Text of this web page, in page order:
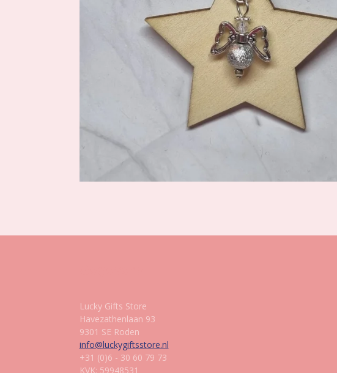
Lucky Gifts Store
Havezathenlaan 93
9301 SE Roden
info@luckygiftsstore.nl
+31 (0)6 - 30 60 79 73
KVK: 59948531